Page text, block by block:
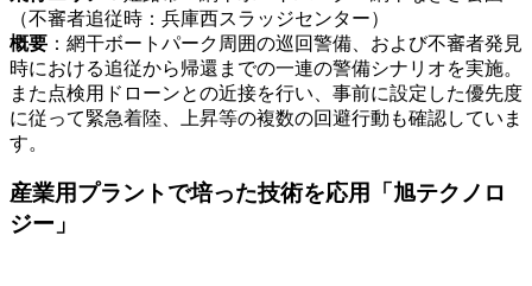
（不審者追従時：兵庫西スラッジセンター）
概要 ：網干ボートパーク周囲の巡回警備、および不審者発見
時における追従から帰還までの一連の警備シナリオを実施。
また点検用ドローンとの近接を行い、事前に設定した優先度
に従って緊急着陸、上昇等の複数の回避行動も確認していま
す。
産業用プラントで培った技術を応用「旭テクノロ
ジー」